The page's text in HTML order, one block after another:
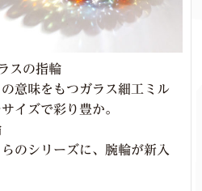
スの指輪
意味をもつガラス細工ミル
イズで彩り豊か。
のシリーズに、腕輪が新入